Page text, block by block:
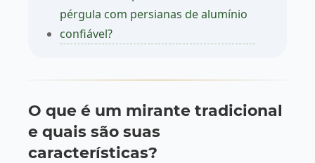
pérgula com persianas de alumínio
confiável?
O que é um mirante tradicional
e quais são suas
características?